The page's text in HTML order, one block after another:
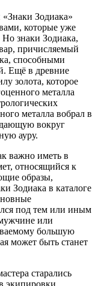
Зодиака»
которые уже
Но знаки Зодиака,
причисляемый
способными
Ещё в древние
золота, которое
металла
металла вобрал в
вокруг
ауру.
важно иметь в
относящийся к
образы,
Зодиака в каталоге
под тем или иным
или
большую
может быть станет
старались